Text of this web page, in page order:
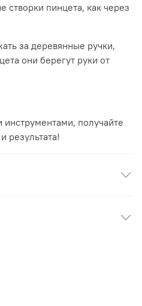
створки пинцета, как через
за деревянные ручки,
они берегут руки от
получайте
результата!